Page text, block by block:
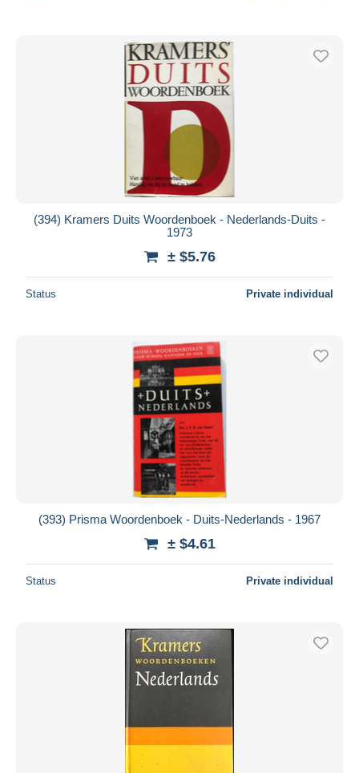
(394) Kramers Duits Woordenboek - Nederlands-Duits -
1973
± $5.76
Status Private individual
(393) Prisma Woordenboek - Duits-Nederlands - 1967
± $4.61
Status Private individual